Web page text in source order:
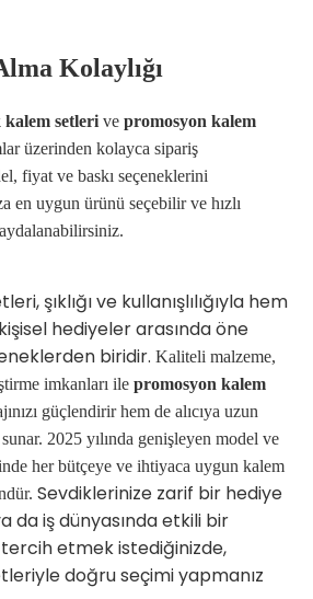
Kolaylığı
setleri ve promosyon kalem
üzerinden kolayca sipariş
fiyat ve baskı seçeneklerini
en uygun ürünü seçebilir ve hızlı
şıklığı ve kullanışlılığıyla hem
hediyeler arasında öne
biridir. Kaliteli malzeme,
imkanları ile promosyon kalem
güçlendirir hem de alıcıya uzun
2025 yılında genişleyen model ve
her bütçeye ve ihtiyaca uygun kalem
Sevdiklerinize zarif bir hediye
da iş dünyasında etkili bir
etmek istediğinizde,
doğru seçimi yapmanız